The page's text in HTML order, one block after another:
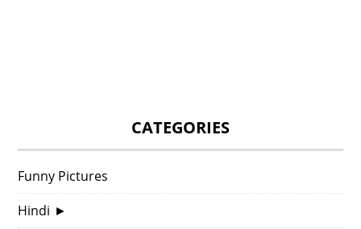
CATEGORIES
Funny Pictures
Hindi ►